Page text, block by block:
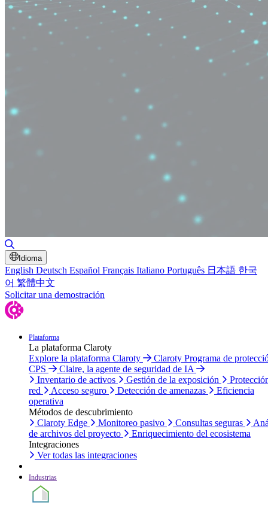
Idioma
English Deutsch Español Français Italiano Português 日本語 한국
어 繁體中文
Solicitar una demostración
Plataforma
La plataforma Claroty
Explore la plataforma Claroty
Claroty Programa de
CPS
Claire, la agente de seguridad de IA
Inventario de activos
Gestión de la exposición
red
Acceso seguro Detección de amenazas
Eficiencia
operativa
Métodos de descubrimiento
Claroty Edge
Monitoreo pasivo Consultas seguras
de archivos del proyecto
Enriquecimiento del ecosistema
Integraciones
Ver todas las integraciones
Industrias